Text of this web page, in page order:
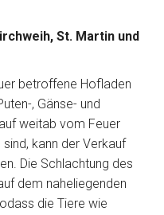
St. Martin und
betroffene Hofladen
, Gänse- und
weitab vom Feuer
kann der Verkauf
Die Schlachtung des
dem naheliegenden
die Tiere wie